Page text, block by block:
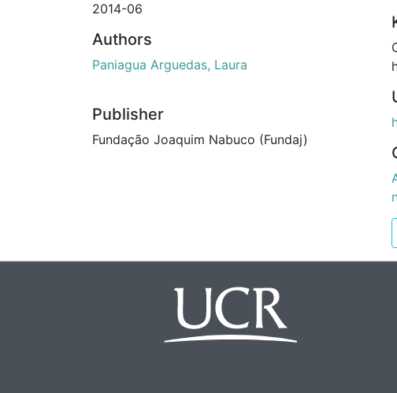
2014-06
Authors
Paniagua Arguedas, Laura
Publisher
Fundação Joaquim Nabuco (Fundaj)